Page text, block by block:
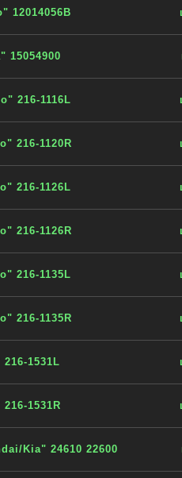
12014056B
15054900
216-1116L
216-1120R
216-1126L
216-1126R
216-1135L
216-1135R
1531L
1531R
Kia" 24610 22600